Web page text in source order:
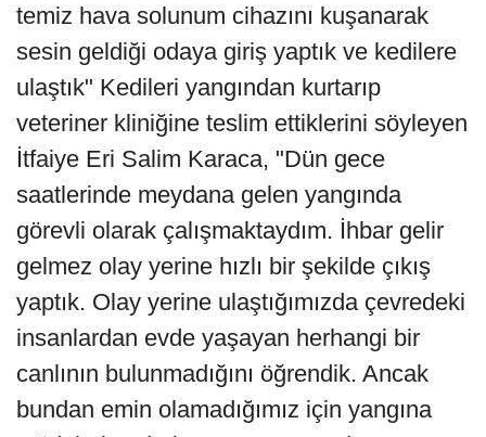
temiz hava solunum cihazını kuşanarak
sesin geldiği odaya giriş yaptık ve kedilere
ulaştık" Kedileri yangından kurtarıp
veteriner kliniğine teslim ettiklerini söyleyen
İtfaiye Eri Salim Karaca, "Dün gece
saatlerinde meydana gelen yangında
görevli olarak çalışmaktaydım. İhbar gelir
gelmez olay yerine hızlı bir şekilde çıkış
yaptık. Olay yerine ulaştığımızda çevredeki
insanlardan evde yaşayan herhangi bir
canlının bulunmadığını öğrendik. Ancak
bundan emin olamadığımız için yangına